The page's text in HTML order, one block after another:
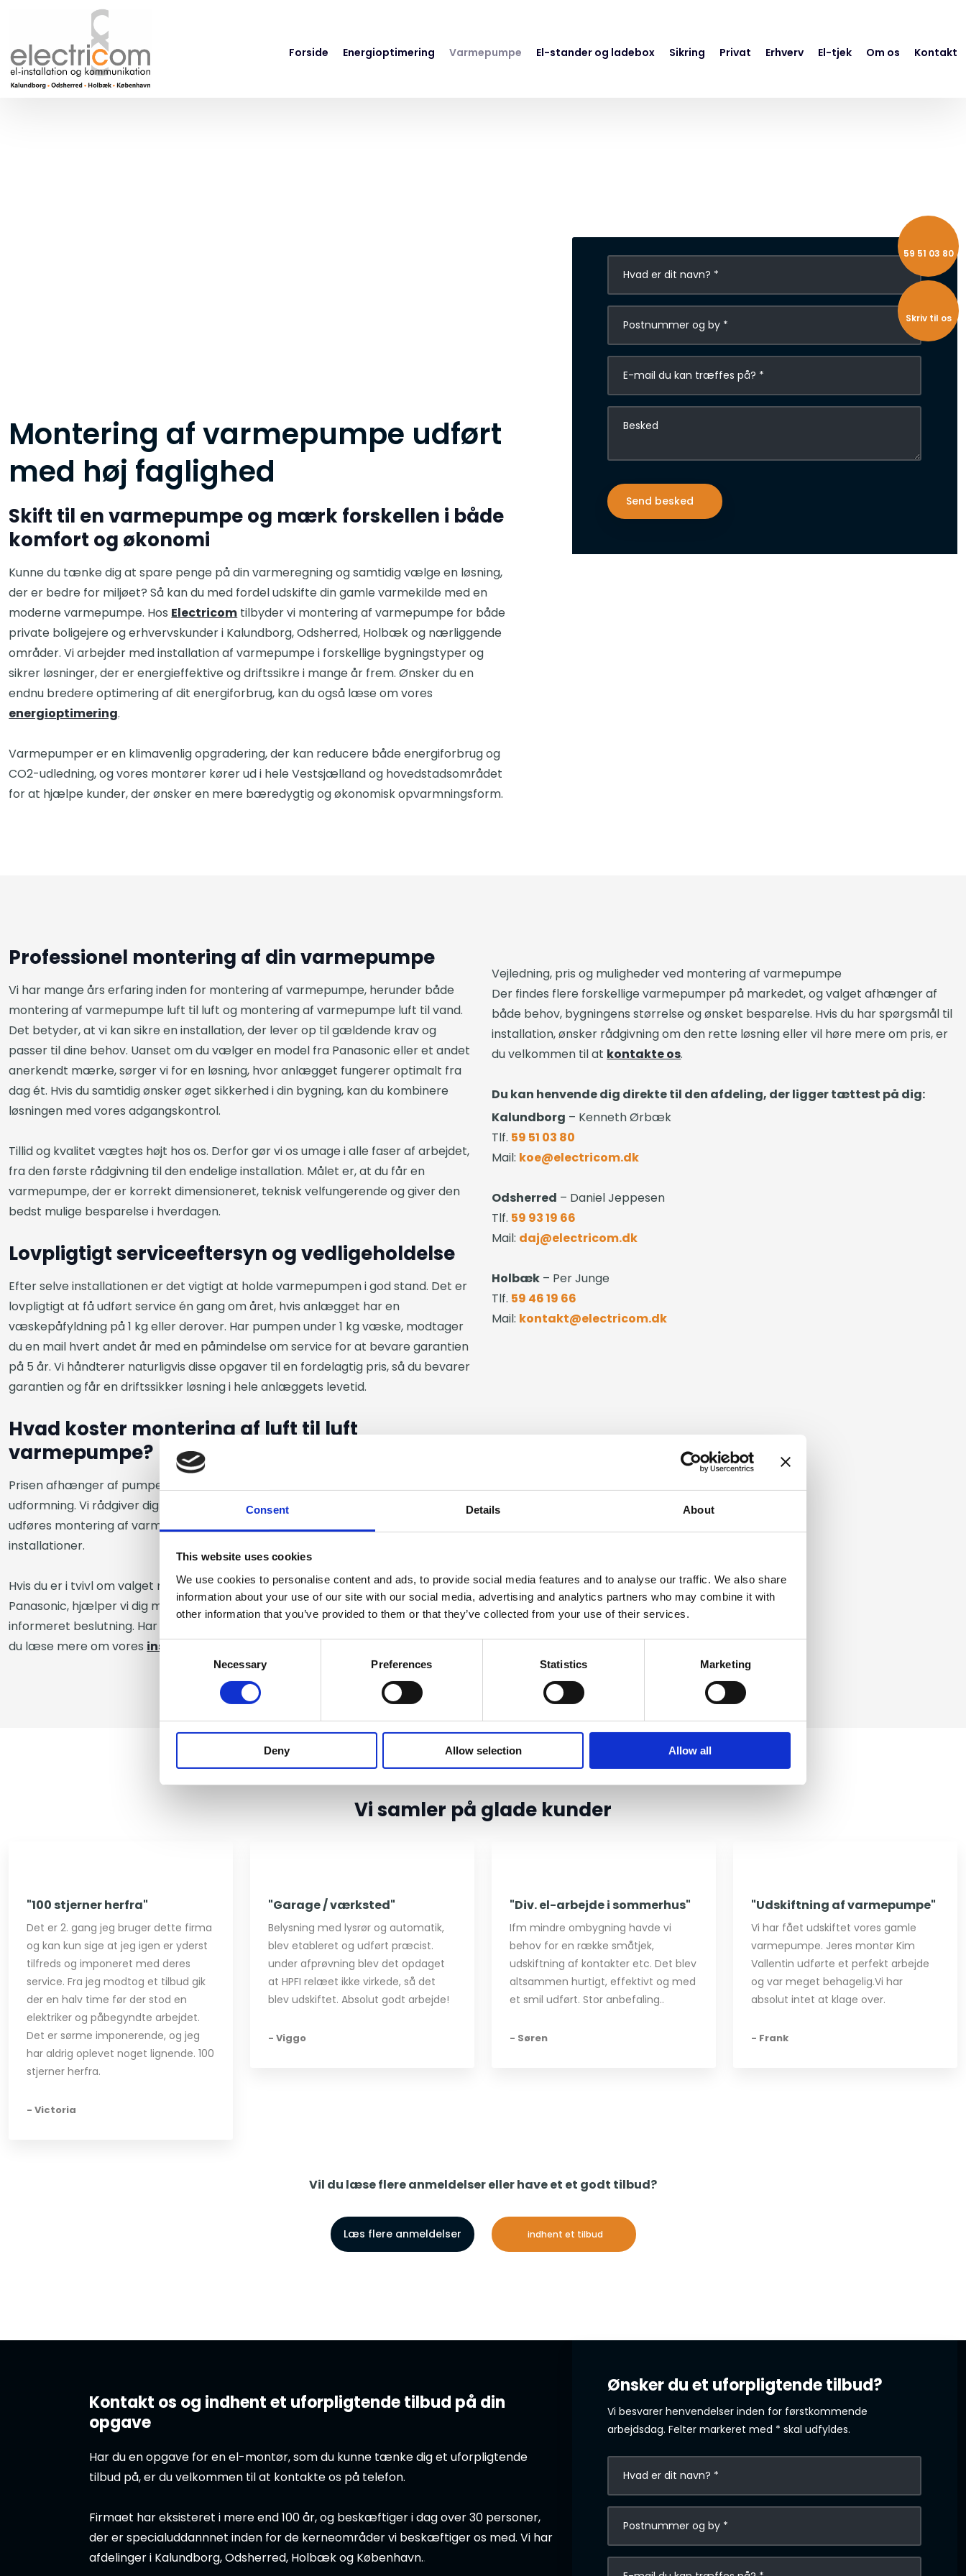
Consent Details About
This website uses cookies
We use cookies to personalise content and ads, to provide social media features and to analyse our traffic. We also share
information about your use of our site with our social media, advertising and analytics partners who may combine it with
other information that you’ve provided to them or that they’ve collected from your use of their services.
Consent
Necessary Preferences Statistics Marketing
Deny Allow selection Allow all
59 51 ​03 ​80
Skriv til os
Forside Energioptimering Varmepumpe El-stander og ladebox Sikring Privat Erhverv El-tjek Om os Kontakt
Montering af varmepumpe udført
med høj faglighed
Skift til en varmepumpe og mærk forskellen i både
komfort og økonomi
Kunne du tænke dig at spare penge på din varmeregning og samtidig vælge en løsning,
der er bedre for miljøet? Så kan du med fordel udskifte din gamle varmekilde med en
moderne varmepumpe. Hos Electricom tilbyder vi montering af varmepumpe for både
private boligejere og erhvervskunder i Kalundborg, Odsherred, Holbæk og nærliggende
områder. Vi arbejder med installation af varmepumpe i forskellige bygningstyper og
sikrer løsninger, der er energieffektive og driftssikre i mange år frem. Ønsker du en
endnu bredere optimering af dit energiforbrug, kan du også læse om vores
energioptimering.
Varmepumper er en klimavenlig opgradering, der kan reducere både energiforbrug og
CO2-udledning, og vores montører kører ud i hele Vestsjælland og hovedstadsområdet
for at hjælpe kunder, der ønsker en mere bæredygtig og økonomisk opvarmningsform.​
Professionel montering af din varmepumpe
Vi har mange års erfaring inden for montering af varmepumpe, herunder både
montering af varmepumpe luft til luft og montering af varmepumpe luft til vand.
Det betyder, at vi kan sikre en installation, der lever op til gældende krav og
passer til dine behov. Uanset om du vælger en model fra Panasonic eller et andet
anerkendt mærke, sørger vi for en løsning, hvor anlægget fungerer optimalt fra
dag ét. Hvis du samtidig ønsker øget sikkerhed i din bygning, kan du kombinere
løsningen med vores adgangskontrol.
Tillid og kvalitet vægtes højt hos os. Derfor gør vi os umage i alle faser af arbejdet,
fra den første rådgivning til den endelige installation. Målet er, at du får en
varmepumpe, der er korrekt dimensioneret, teknisk velfungerende og giver den
bedst mulige besparelse i hverdagen.
Lovpligtigt serviceeftersyn og vedligeholdelse
Efter selve installationen er det vigtigt at holde varmepumpen i god stand. Det er
lovpligtigt at få udført service én gang om året, hvis anlægget har en
væskepåfyldning på 1 kg eller derover. Har pumpen under 1 kg væske, modtager
du en mail hvert andet år med en påmindelse om service for at bevare garantien
på 5 år. Vi håndterer naturligvis disse opgaver til en fordelagtig pris, så du bevarer
garantien og får en driftssikker løsning i hele anlæggets levetid.
Hvad koster montering af luft til luft
varmepumpe?
Prisen afhænger af pumpens model, installationens kompleksitet og bygningens
udformning. Vi rådgiver dig gerne om, hvad du kan forvente af pris, når der skal
udføres montering af varmepumpe luft til luft, luft til vand eller andre typer
installationer.
Hvis du er i tvivl om valget mellem modeller, energiniveauer eller fabrikater som
Panasonic, hjælper vi dig med at skabe et overblik, så du kan træffe en
informeret beslutning. Har du samtidig behov for visuel sikring af din ejendom, kan
du læse mere om vores installation af videoovervågning
Vejledning, pris og muligheder ved montering af varmepumpe
Der findes flere forskellige varmepumper på markedet, og valget afhænger af
både behov, bygningens størrelse og ønsket besparelse. Hvis du har spørgsmål til
installation, ønsker rådgivning om den rette løsning eller vil høre mere om pris, er
du velkommen til at kontakte os.
Du kan henvende dig direkte til den afdeling, der ligger tættest på dig:​
Kalundborg – Kenneth Ørbæk
Tlf. 59 51 03 80
Mail: koe@electricom.dk
Odsherred – Daniel Jeppesen
Tlf. 59 93 19 66
Mail: daj@electricom.dk
Holbæk – Per Junge
Tlf. 59 46 19 66
Mail: kontakt@electricom.dk
Vi samler på glade kunder​
"100 stjerner herfra​"
Det er 2. gang jeg bruger dette firma
og kan kun sige at jeg igen er yderst
tilfreds og imponeret med deres
service. Fra jeg modtog et tilbud gik
der en halv time før der stod en
elektriker og påbegyndte arbejdet.
Det er sørme imponerende, og jeg
har aldrig oplevet noget lignende. 100
stjerner herfra​.
- Victoria
"Garage / værksted"
Belysning med lysrør og automatik,
blev etableret og udført præcist.
under afprøvning blev det opdaget
at HPFI relæet ikke virkede, så det
blev udskiftet. Absolut godt arbejde!
- Viggo
"Div. el-arbejde i sommerhus"
Ifm mindre ombygning havde vi
behov for en række småtjek,
udskiftning af kontakter etc. Det blev
altsammen hurtigt, effektivt og med
et smil udført. Stor anbefaling..
- Søren
"Udskiftning af varmepumpe"
Vi har fået udskiftet vores gamle
varmepumpe. Jeres montør Kim
Vallentin udførte et perfekt arbejde
og var meget behagelig.Vi har
absolut intet at klage over.
- Frank
Vil du læse flere anmeldelser eller have et et godt tilbud?
Læs flere anmeldelser indhent et tilbud
Kontakt os og indhent et uforpligtende tilbud på din
opgave
Har du en opgave for en el-montør, som du kunne tænke dig et uforpligtende
tilbud på, er du velkommen til at kontakte os på telefon.
Firmaet har eksisteret i mere end 100 år, og beskæftiger i dag over 30 personer,
der er specialuddannnet inden for de kerneområder vi beskæftiger os med.Vi har
afdelinger i Kalundborg, Odsherred, Holbæk og København..
Ønsker du et uforpligtende tilbud?
Vi besvarer henvendelser inden for førstkommende
arbejdsdag. ​Felter markeret med * skal udfyldes.